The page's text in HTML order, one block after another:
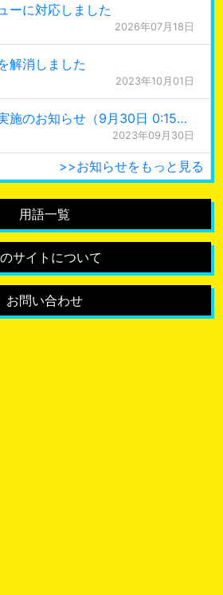
ーに対応しました
2026年07月18日
解消しました
2023年10月01日
緊急メンテナンス実施のお知らせ（9月30日 0:15更新）
2023年09月30日
>>お知らせをもっと見る
用語一覧
サイトについて
お問い合わせ